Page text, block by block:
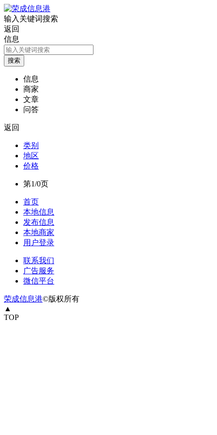
输入关键词搜索
返回
信息
信息
商家
文章
问答
返回
类别
地区
价格
第1/0页
首页
本地信息
发布信息
本地商家
用户登录
联系我们
广告服务
微信平台
荣成信息港©版权所有
▲
TOP